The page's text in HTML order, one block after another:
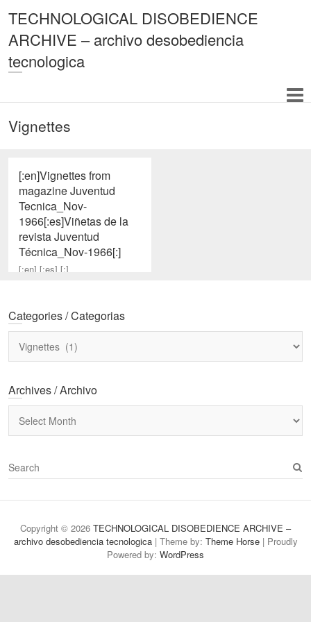
TECHNOLOGICAL DISOBEDIENCE
ARCHIVE – archivo desobediencia
tecnologica
Vignettes
[:en]Vignettes from
magazine Juventud
Tecnica_Nov-
1966[:es]Viñetas de la
revista Juventud
Técnica_Nov-1966[:]
[:en] [:es] [:]
Categories / Categorias
Categorias
Archives / Archivo
Archivo
S
e
Copyright © 2026 TECHNOLOGICAL DISOBEDIENCE ARCHIVE –
archivo desobediencia tecnologica| Theme by: Theme Horse| Proudly
Powered by: WordPress